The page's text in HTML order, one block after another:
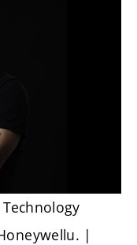
|